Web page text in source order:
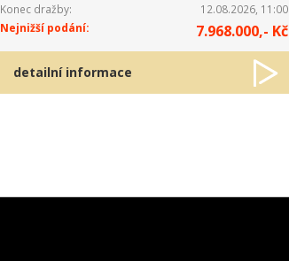
Konec dražby:
12.08.2026, 11:00
Nejnižší podání:
7.968.000,- Kč
detailní informace